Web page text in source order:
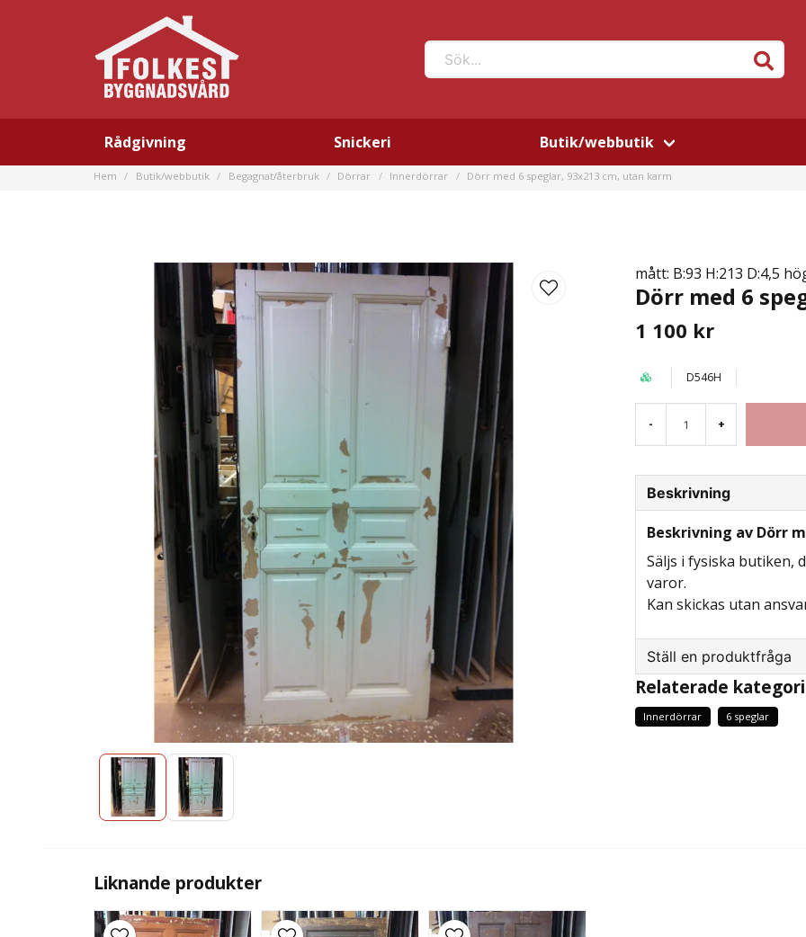
Sök...
Rådgivning Snickeri Butik/webbutik
Hem Butik/webbutik Begagnat/återbruk Dörrar Innerdörrar Dörr med 6 speglar, 93x213 cm, utan karm
mått: B:93 H:213 D:4,5
Dörr med 6
1 100 kr
D546H
- +
Beskrivning
Beskrivning av Dörr
Säljs i fysiska butiken,
varor.
Kan skickas utan
Ställ en produktfråga
question
Fråga oss något om
Relaterade
Innerdörrar 6 speglar
Liknande produkter